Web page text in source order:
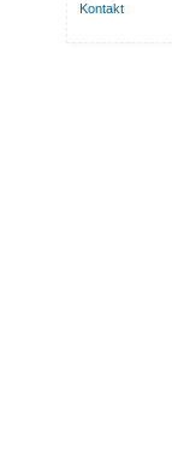
Kontakt